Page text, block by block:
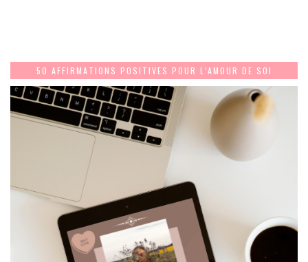
50 AFFIRMATIONS POSITIVES POUR L’AMOUR DE SOI